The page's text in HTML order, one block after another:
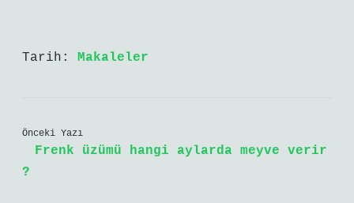
Tarih: Makaleler
Önceki Yazı
Frenk üzümü hangi aylarda meyve verir
?